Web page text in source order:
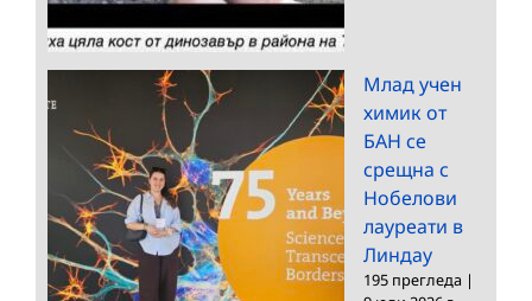
Млад учен
химик от
БАН се
срещна с
Нобелови
лауреати в
Линдау
195 прегледа |